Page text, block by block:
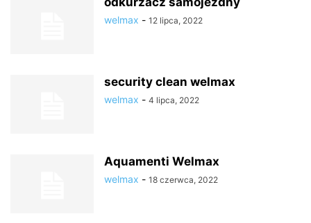
welmax - 12 lipca, 2022
security clean welmax
welmax - 4 lipca, 2022
Aquamenti Welmax
welmax - 18 czerwca, 2022